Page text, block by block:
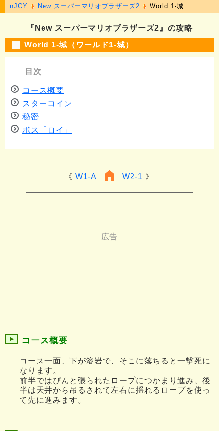
『New スーパーマリオブラザーズ2』の攻略
World 1-城（ワールド1-城）
コース概要
スターコイン
秘密
ボス「ロイ」
W1-A W2-1
コース概要
コース一面、下が溶岩で、そこに落ちると一撃死に
なります。
前半ではぴんと張られたロープにつかまり進み、後
半は天井から吊るされて左右に揺れるロープを使っ
て先に進みます。
nJOY New スーパーマリオブラザーズ2 World 1-城